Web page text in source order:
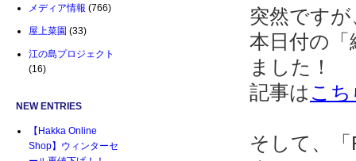
メディア情報 (766)
屋上菜園 (33)
江の島プロジェクト
(16)
NEW ENTRIES
【Hakka Online
Shop】ウィンターセ
突然です
本日付の
ました！
記事は こ
そして、